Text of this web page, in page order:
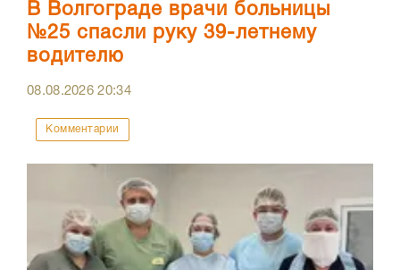
В Волгограде врачи больницы
№25 спасли руку 39-летнему
водителю
08.08.202620:34
Комментарии